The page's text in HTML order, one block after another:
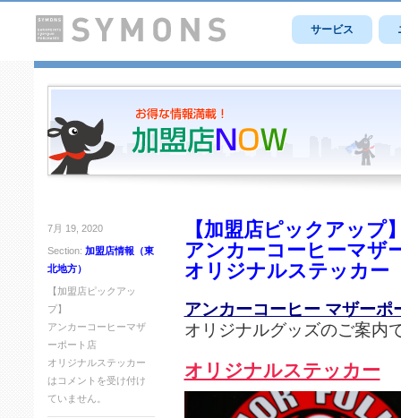
サービス
7月 19, 2020
Section: 加盟店情報（東
北地方）
【加盟店ピックアッ
プ】
アンカーコーヒーマザ
ーポート店
オリジナルステッカー
は コメントを受け付け
ていません。
【加盟店ピックアップ
アンカーコーヒーマザ
オリジナルステッカー
アンカーコーヒー マザーポ
オリジナルグッズのご案内
オリジナルステッカー